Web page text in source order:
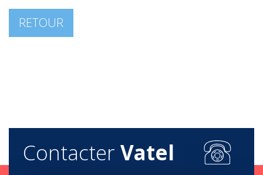
RETOUR
Contacter Vatel